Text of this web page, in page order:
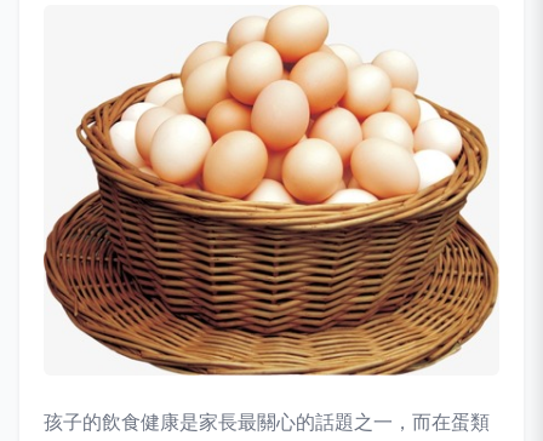
孩子的飲食健康是家長最關心的話題之一，而在蛋類